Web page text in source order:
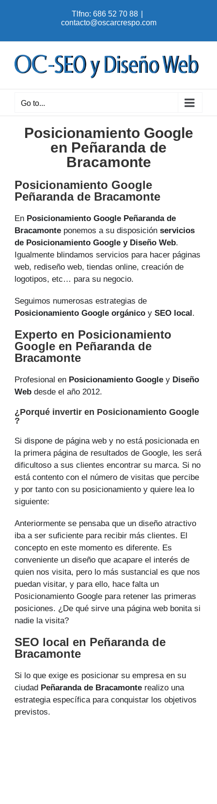
Tlfno: 686 52 70 88
contacto@oscarcrespo.com
Go to...
Posicionamiento Google
en Peñaranda de
Bracamonte
Posicionamiento Google
Peñaranda de Bracamonte
En Posicionamiento Google Peñaranda de
Bracamonte ponemos a su disposición servicios
de Posicionamiento Google y Diseño Web.
Igualmente blindamos servicios para hacer páginas
web, rediseño web, tiendas online, creación de
logotipos, etc… para su negocio.
Seguimos numerosas estrategias de
Posicionamiento Google orgánico y SEO local .
Experto en Posicionamiento
Google en Peñaranda de
Bracamonte
Profesional en Posicionamiento Google y Diseño
Web desde el año 2012.
¿Porqué invertir en Posicionamiento Google
?
Si dispone de página web y no está posicionada en
la primera página de resultados de Google, les será
dificultoso a sus clientes encontrar su marca. Si no
está contento con el número de visitas que percibe
y por tanto con su posicionamiento y quiere lea lo
siguiente:
Anteriormente se pensaba que un diseño atractivo
iba a ser suficiente para recibir más clientes. El
concepto en este momento es diferente. Es
conveniente un diseño que acapare el interés de
quien nos visita, pero lo más sustancial es que nos
puedan visitar, y para ello, hace falta un
Posicionamiento Google para retener las primeras
posiciones. ¿De qué sirve una página web bonita si
nadie la visita?
SEO local en Peñaranda de
Bracamonte
Si lo que exige es posicionar su empresa en su
ciudad Peñaranda de Bracamonte realizo una
estrategia específica para conquistar los objetivos
previstos.